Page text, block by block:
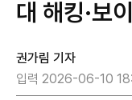
대 해킹·보
권가림 기자
입력 2026-06-10